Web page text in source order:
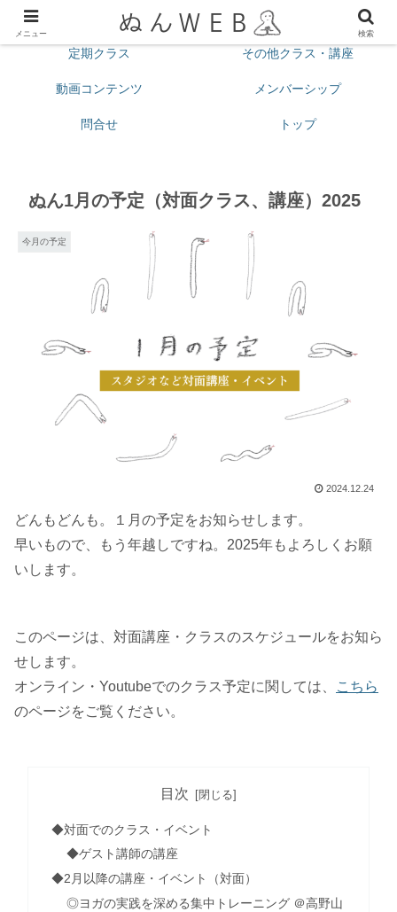
プロフィール 今月の予定
定期クラス その他クラス・講座
動画コンテンツ メンバーシップ
問合せ トップ
ぬん1月の予定（対面クラス、講座）2025
今月の予定
2024.12.24
どんもどんも。１月の予定をお知らせします。
早いもので、もう年越しですね。2025年もよろしくお願
いします。
このページは、対面講座・クラスのスケジュールをお知ら
せします。
オンライン・Youtubeでのクラス予定に関しては、
こちら
のページをご覧ください。
目次
◆対面でのクラス・イベント
◆ゲスト講師の講座
◆2月以降の講座・イベント（対面）
◎ヨガの実践を深める集中トレーニング ＠高野山
メニュー 検索